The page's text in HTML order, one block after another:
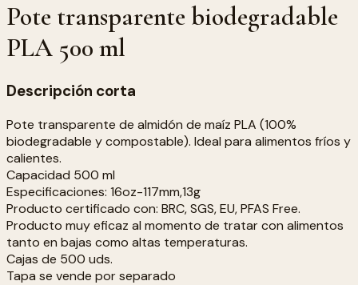
Pote transparente biodegradable
PLA 500 ml
Descripción corta
Pote transparente de almidón de maíz PLA (100%
biodegradable y compostable). Ideal para alimentos fríos y
calientes.
Capacidad 500 ml
Especificaciones: 16oz-117mm,13g
Producto certificado con: BRC, SGS, EU, PFAS Free.
Producto muy eficaz al momento de tratar con alimentos
tanto en bajas como altas temperaturas.
Cajas de 500 uds.
Tapa se vende por separado